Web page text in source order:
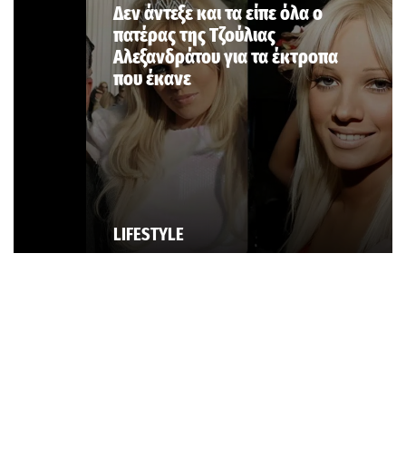
LIFESTYLE
Δεν άντεξε και τα είπε όλα ο
πατέρας της Τζούλιας
Αλεξανδράτου για τα έκτροπα
που έκανε